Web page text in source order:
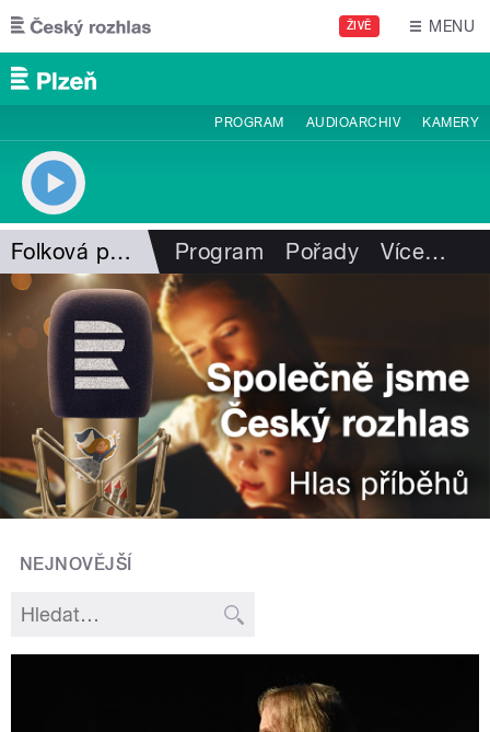
Přejít k hlavnímu obsahu
ŽIVĚ MENU
PROGRAM AUDIOARCHIV KAMERY
Folková pohlazení Program Pořady Více…
NEJNOVĚJŠÍ